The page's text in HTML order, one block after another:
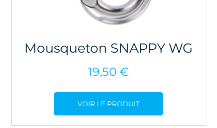
Mousqueton SNAPPY WG
19,50 €
VOIR LE PRODUIT